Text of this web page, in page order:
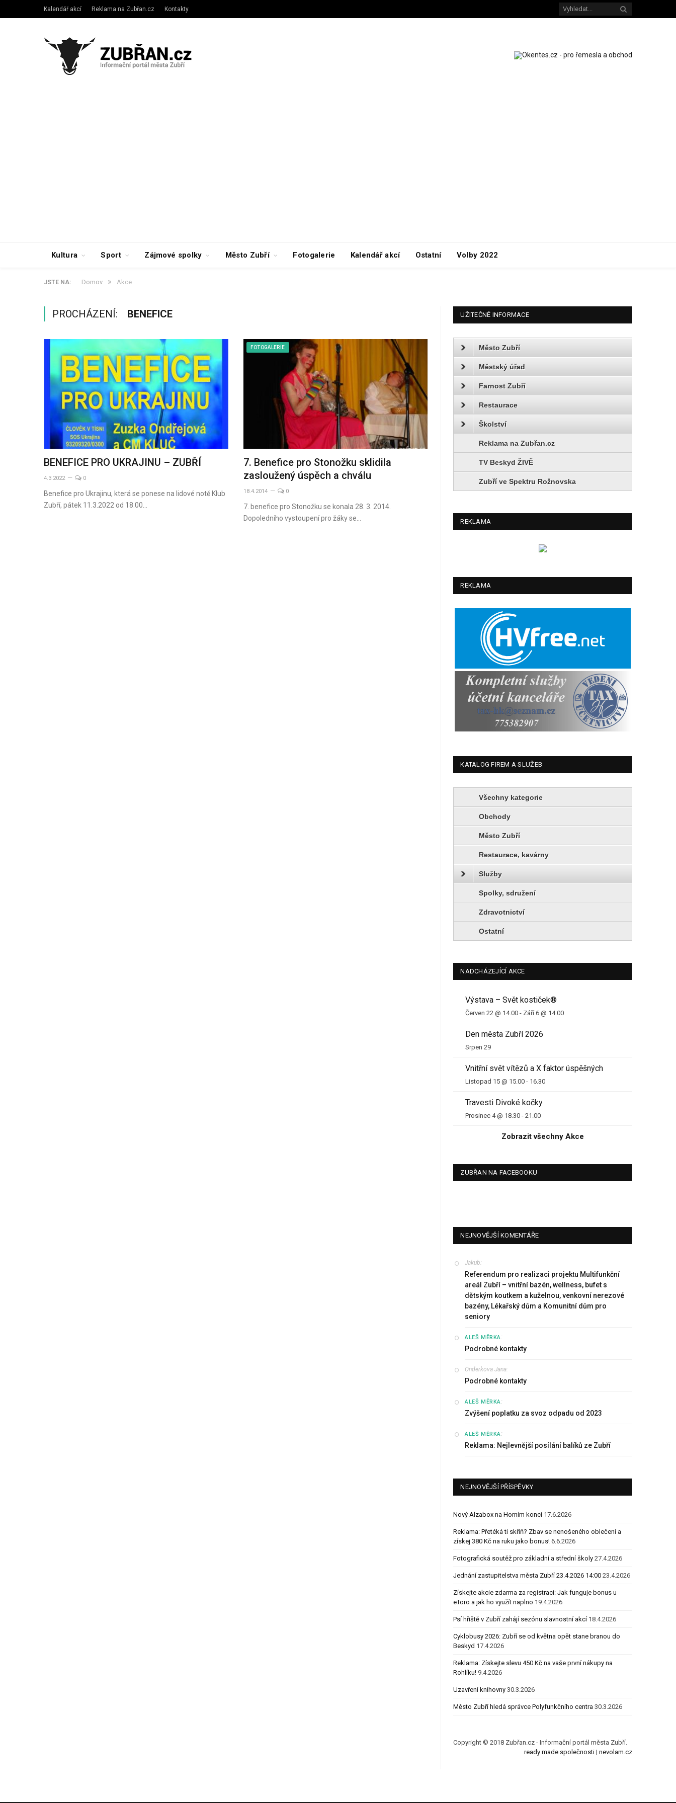
Kalendář akcí Reklama na Zubřan.cz Kontakty
Kultura Sport Zájmové spolky Město Zubří Fotogalerie Kalendář akcí Ostatní Volby 2022
JSTE NA: Domov » Akce
PROCHÁZENÍ: BENEFICE
BENEFICE PRO UKRAJINU – ZUBŘÍ
4.3.2022 0
Benefice pro Ukrajinu, která se ponese na lidové notě Klub
Zubří, pátek 11.3.2022 od 18.00…
FOTOGALERIE
7. Benefice pro Stonožku sklidila
zasloužený úspěch a chválu
18.4.2014 0
7. benefice pro Stonožku se konala 28. 3. 2014.
Dopoledního vystoupení pro žáky se…
UŽITEČNÉ INFORMACE
Město Zubří
Městský úřad
Farnost Zubří
Restaurace
Školství
Reklama na Zubřan.cz
TV Beskyd ŽIVĚ
Zubří ve Spektru Rožnovska
REKLAMA
REKLAMA
KATALOG FIREM A SLUŽEB
Všechny kategorie
Obchody
Město Zubří
Restaurace, kavárny
Služby
Spolky, sdružení
Zdravotnictví
Ostatní
NADCHÁZEJÍCÍ AKCE
Výstava – Svět kostiček®
Červen 22 @ 14.00 - Září 6 @ 14.00
Den města Zubří 2026
Srpen 29
Vnitřní svět vítězů a X faktor úspěšných
Listopad 15 @ 15.00 - 16.30
Travesti Divoké kočky
Prosinec 4 @ 18.30 -21.00
Zobrazit všechny Akce
ZUBŘAN NA FACEBOOKU
NEJNOVĚJŠÍ KOMENTÁŘE
Jakub:
Referendum pro realizaci projektu Multifunkční
areál Zubří – vnitřní bazén, wellness, bufet s
dětským koutkem a kuželnou, venkovní nerezové
bazény, Lékařský dům a Komunitní dům pro
seniory
ALEŠ MĚRKA:
Podrobné kontakty
Onderkova Jana:
Podrobné kontakty
ALEŠ MĚRKA:
Zvýšení poplatku za svoz odpadu od 2023
ALEŠ MĚRKA:
Reklama: Nejlevnější posílání balíků ze Zubří
NEJNOVĚJŠÍ PŘÍSPĚVKY
Nový Alzabox na Horním konci 17.6.2026
Reklama: Přetéká ti skříň? Zbav se nenošeného oblečení a
získej 380 Kč na ruku jako bonus! 6.6.2026
Fotografická soutěž pro základní a střední školy 27.4.2026
Jednání zastupitelstva města Zubří 23.4.2026 14:00 23.4.2026
Získejte akcie zdarma za registraci: Jak funguje bonus u
eToro a jak ho využít naplno 19.4.2026
Psí hřiště v Zubří zahájí sezónu slavnostní akcí 18.4.2026
Cyklobusy 2026: Zubří se od května opět stane branou do
Beskyd 17.4.2026
Reklama: Získejte slevu 450 Kč na vaše první nákupy na
Rohlíku! 9.4.2026
Uzavření knihovny 30.3.2026
Město Zubří hledá správce Polyfunkčního centra 30.3.2026
Copyright © 2018 Zubřan.cz - Informační portál města Zubří.
ready made společnosti| nevolam.cz